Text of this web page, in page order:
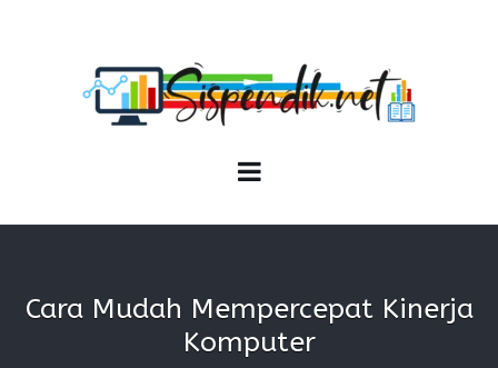
Cara Mudah Mempercepat Kinerja
Komputer